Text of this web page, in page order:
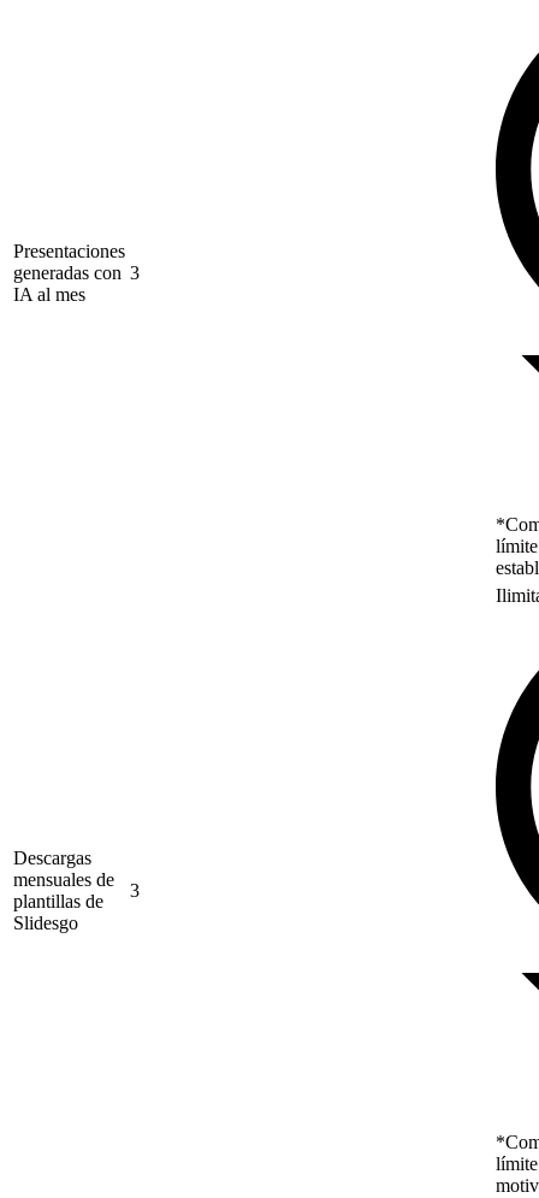
Presentaciones
generadas con
IA al mes
3
Descargas
mensuales de
plantillas de
Slidesgo
3
límite